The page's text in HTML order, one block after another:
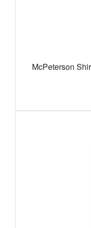
McPeterson